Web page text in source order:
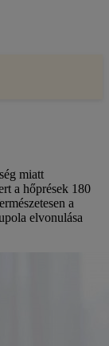
miatt
a hőprések 180
a
elvonulása